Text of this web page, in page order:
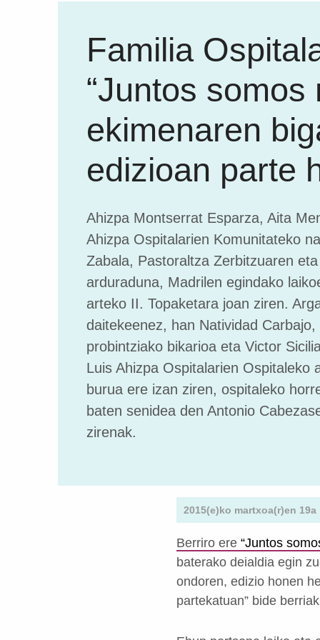
Familia
“Juntos somos
ekimenaren
edizioan parte
Ahizpa Montserrat Esparza, Aita
Ahizpa Ospitalarien Komunitateko
Zabala, Pastoraltza Zerbitzuaren
arduraduna, Madrilen egindako
arteko II. Topaketara joan ziren.
daitekeenez, han Natividad Carbajo,
probintziako bikarioa eta Victor
Luis Ahizpa Ospitalarien Ospitaleko
burua ere izan ziren, ospitaleko
baten senidea den Antonio
zirenak.
2015(e)ko martxoa(r)en 19a
Berriro ere “Juntos
baterako deialdia egin
ondoren, edizio honen
partekatuan” bide